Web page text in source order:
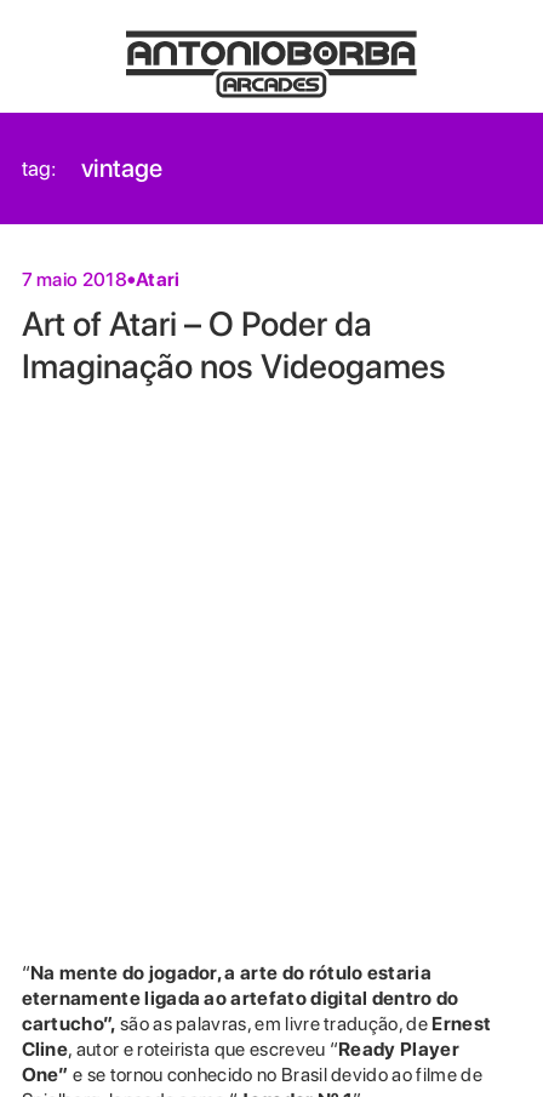
tag: vintage
7 maio 2018 Atari
Art of Atari – O Poder da
Imaginação nos Videogames
“Na mente do jogador, a arte do rótulo estaria
eternamente ligada ao artefato digital dentro do
cartucho”, são as palavras, em livre tradução, de Ernest
Cline, autor e roteirista que escreveu “Ready Player
One”e se tornou conhecido no Brasil devido ao filme de